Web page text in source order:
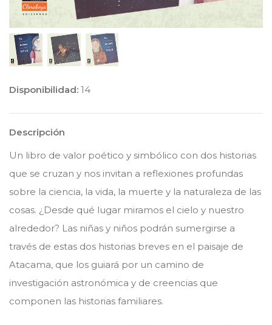
Disponibilidad: 14
Descripción
Un libro de valor poético y simbólico con dos historias
que se cruzan y nos invitan a reflexiones profundas
sobre la ciencia, la vida, la muerte y la naturaleza de las
cosas. ¿Desde qué lugar miramos el cielo y nuestro
alrededor? Las niñas y niños podrán sumergirse a
través de estas dos historias breves en el paisaje de
Atacama, que los guiará por un camino de
investigación astronómica y de creencias que
componen las historias familiares.